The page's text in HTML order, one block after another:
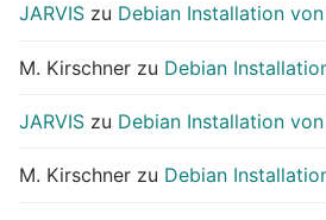
JARVIS zu Debian Installation
M. Kirschner zu Debian
JARVIS zu Debian Installation
M. Kirschner zu Debian